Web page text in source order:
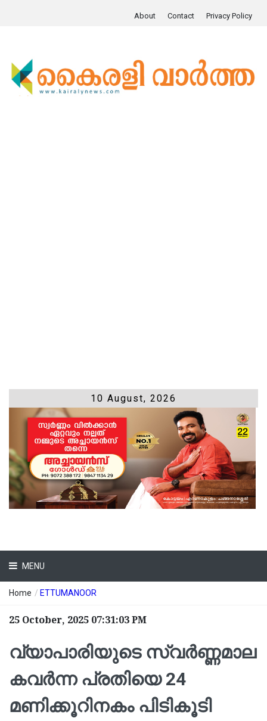
About Contact Privacy Policy
10 August, 2026
MENU
Home / ETTUMANOOR
25 October, 2025 07:31:03 PM
വ്യാപാരിയുടെ സ്വർണ്ണമാല
കവർന്ന പ്രതിയെ 24
മണിക്കൂറിനകം പിടികൂടി